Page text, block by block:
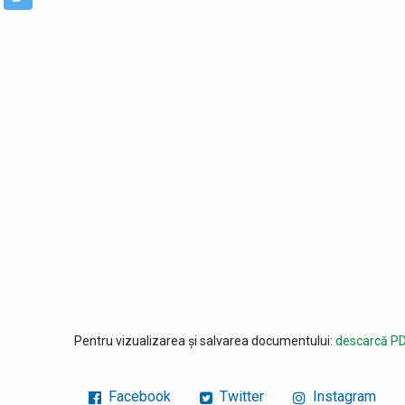
Pentru vizualizarea și salvarea documentului: descarcă
Facebook Twitter Instagram